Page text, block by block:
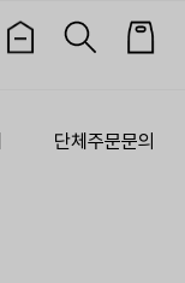
단체주문문의